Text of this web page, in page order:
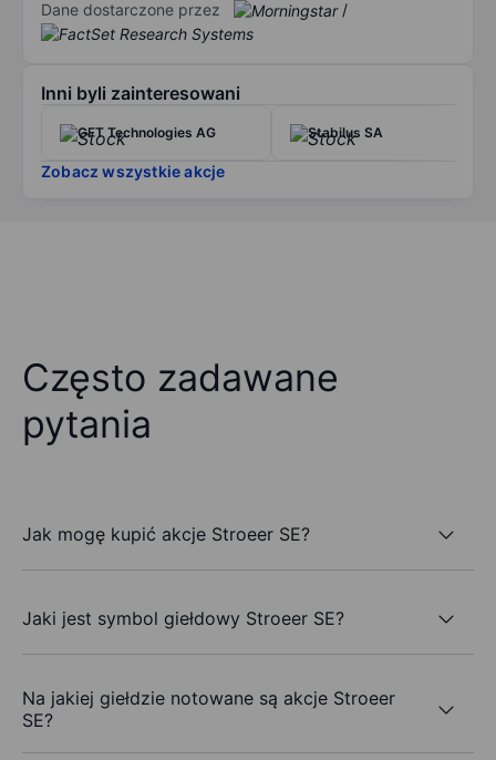
Dane dostarczone przez /
Inni byli zainteresowani
GFT Technologies AG Stabilus SA
Zobacz wszystkie akcje
Często zadawane
pytania
Jak mogę kupić akcje Stroeer SE?
Jaki jest symbol giełdowy Stroeer SE?
Na jakiej giełdzie notowane są akcje Stroeer
SE?